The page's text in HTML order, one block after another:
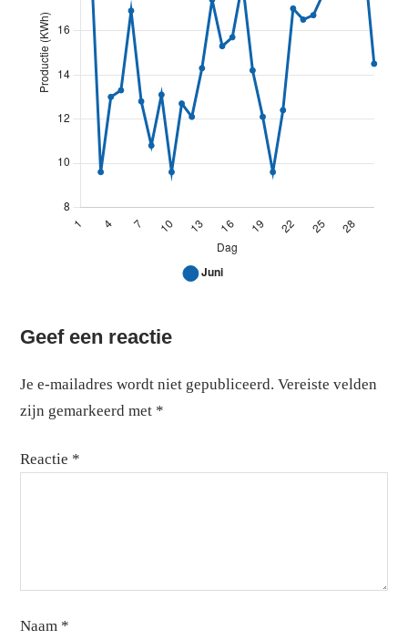
1
2
Juni 18.8 19.6 9.6 13 13.3 16.9
Geef een reactie
Je e-mailadres wordt niet gepubliceerd. Vereiste velden
zijn gemarkeerd met *
Reactie *
Naam *